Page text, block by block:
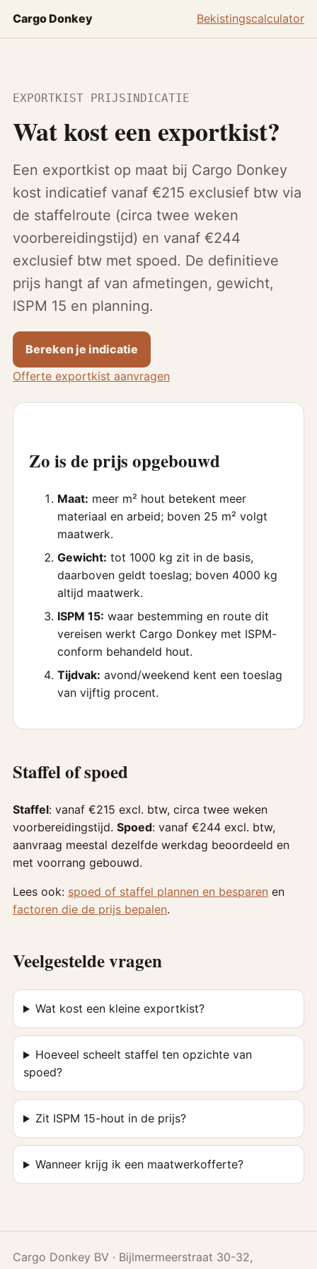
Cargo Donkey Bekistingscalculator
EXPORTKIST PRIJSINDICATIE
Wat kost een exportkist?
Een exportkist op maat bij Cargo Donkey
kost indicatief vanaf €215 exclusief btw via
de staffelroute (circa twee weken
voorbereidingstijd) en vanaf €244
exclusief btw met spoed. De definitieve
prijs hangt af van afmetingen, gewicht,
ISPM 15 en planning.
Bereken je indicatie
Offerte exportkist aanvragen
Zo is de prijs opgebouwd
Maat: meer m² hout betekent meer
materiaal en arbeid; boven 25 m² volgt
maatwerk.
Gewicht: tot 1000 kg zit in de basis,
daarboven geldt toeslag; boven 4000 kg
altijd maatwerk.
ISPM 15: waar bestemming en route dit
vereisen werkt Cargo Donkey met ISPM-
conform behandeld hout.
Tijdvak: avond/weekend kent een toeslag
van vijftig procent.
Staffel of spoed
Staffel: vanaf €215 excl. btw, circa twee weken
voorbereidingstijd. Spoed: vanaf €244 excl. btw,
aanvraag meestal dezelfde werkdag beoordeeld en
met voorrang gebouwd.
Lees ook: spoed of staffel plannen en besparen en
factoren die de prijs bepalen.
Veelgestelde vragen
Wat kost een kleine exportkist?
Hoeveel scheelt staffel ten opzichte van
spoed?
Zit ISPM 15-hout in de prijs?
Wanneer krijg ik een maatwerkofferte?
Cargo Donkey BV · Bijlmermeerstraat 30-32,